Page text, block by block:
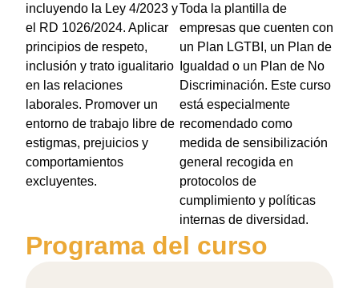
incluyendo la Ley 4/2023 y
el RD 1026/2024. Aplicar
principios de respeto,
inclusión y trato igualitario
en las relaciones
laborales. Promover un
entorno de trabajo libre de
estigmas, prejuicios y
comportamientos
excluyentes.
Toda la plantilla de
empresas que cuenten con
un Plan LGTBI, un Plan de
Igualdad o un Plan de No
Discriminación. Este curso
está especialmente
recomendado como
medida de sensibilización
general recogida en
protocolos de
cumplimiento y políticas
internas de diversidad.
Programa del curso